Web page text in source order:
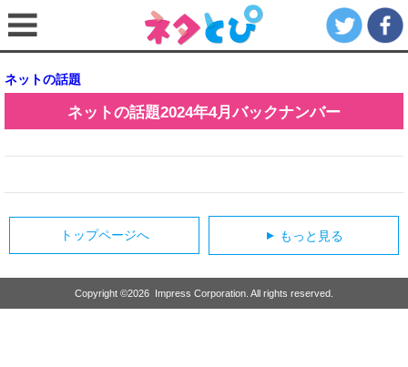
ネットの話題
ネットの話題2024年4月バックナンバー
トップページへ ▲ もっと見る
Copyright ©2026 Impress Corporation. All rights reserved.